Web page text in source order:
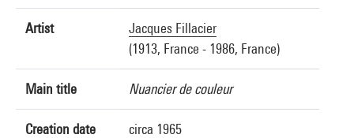
Artist
Jacques Fillacier
(1913, France - 1986, France)
Main title Nuancier de couleur
Creation date circa 1965